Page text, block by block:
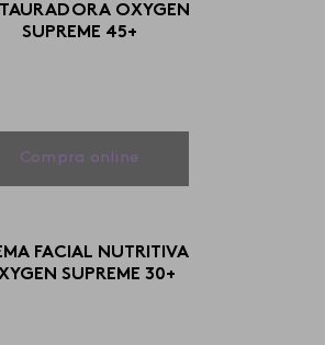
OXYGEN
SUPREME 45+
Compra online
FACIAL NUTRITIVA
SUPREME 30+